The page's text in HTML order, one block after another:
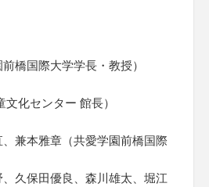
橋国際大学学長・教授）
化センター 館長）
兼本雅章（共愛学園前橋国際
久保田優良、森川雄太、堀江